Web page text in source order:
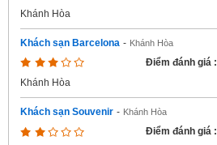
Khánh Hòa
Khách sạn Barcelona - Khánh Hòa
Điểm đánh giá :
Khánh Hòa
Khách sạn Souvenir - Khánh Hòa
Điểm đánh giá :